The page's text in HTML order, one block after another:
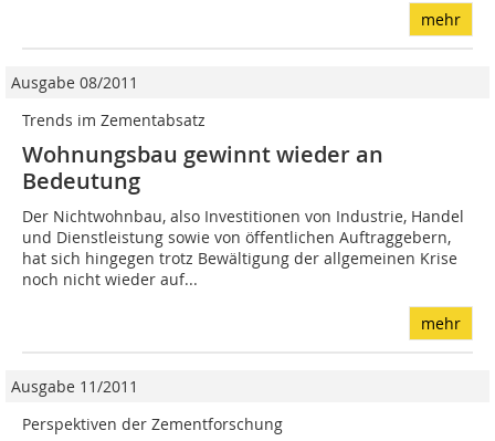
mehr
Ausgabe 08/2011
Trends im Zementabsatz
Wohnungsbau gewinnt wieder an
Bedeutung
Der Nichtwohnbau, also Investitionen von Industrie, Handel
und Dienstleistung sowie von öffentlichen Auftraggebern,
hat sich hingegen trotz Bewältigung der allgemeinen Krise
noch nicht wieder auf...
mehr
Ausgabe 11/2011
Perspektiven der Zementforschung